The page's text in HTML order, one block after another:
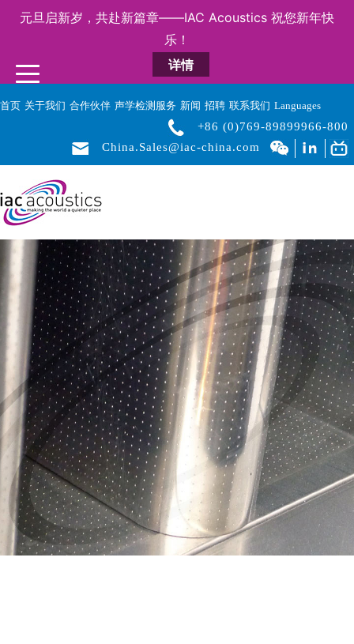
元旦启新岁，共赴新篇章——IAC Acoustics 祝您新年快
乐！
详情
首页 关于我们 合作伙伴 声学检测服务 新闻 招聘 联系我们 Languages
+86 (0)769-89899966-800
China.Sales@iac-china.com